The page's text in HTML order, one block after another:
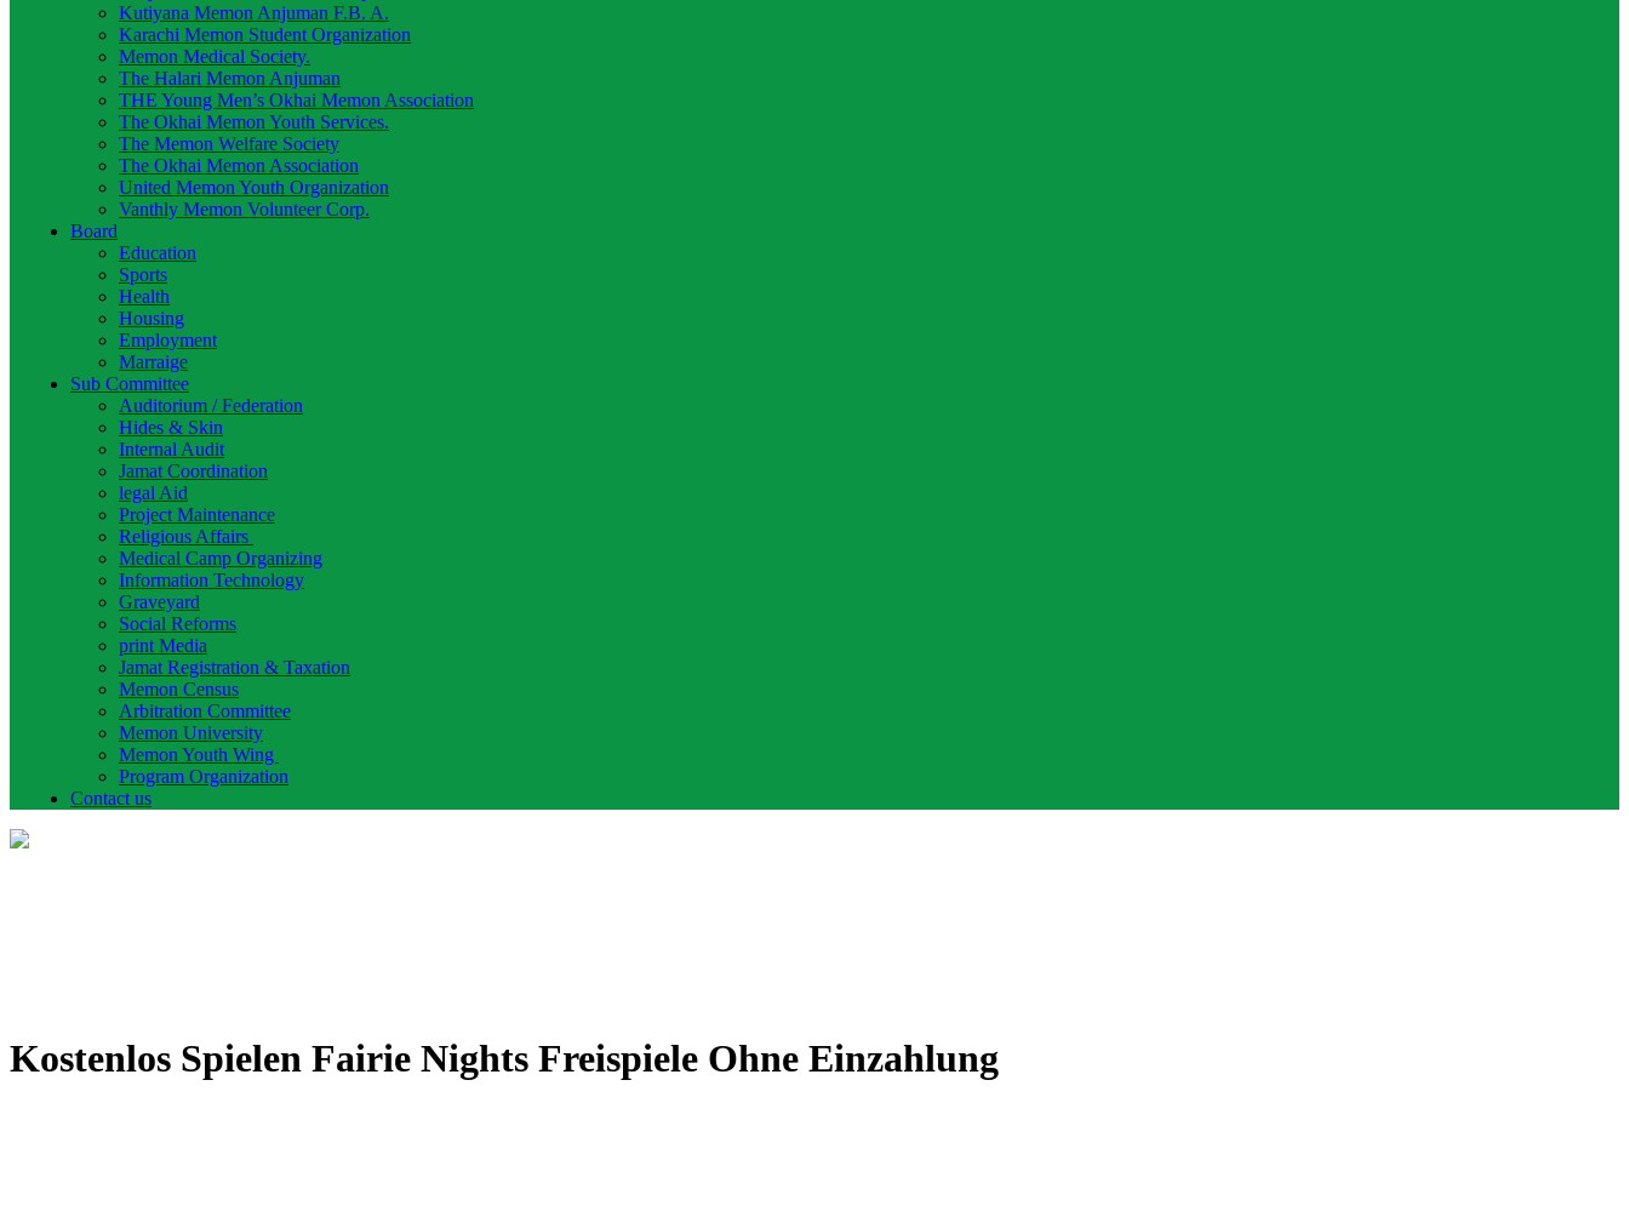
Kutiyana Memon Anjuman F.B. A.
Karachi Memon Student Organization
Memon Medical Society.
The Halari Memon Anjuman
THE Young Men’s Okhai Memon Association
The Okhai Memon Youth Services.
The Memon Welfare Society
The Okhai Memon Association
United Memon Youth Organization
Vanthly Memon Volunteer Corp.
Board
Education
Sports
Health
Housing
Employment
Marraige
Sub Committee
Auditorium / Federation
Hides & Skin
Internal Audit
Jamat Coordination
legal Aid
Project Maintenance
Religious Affairs
Medical Camp Organizing
Information Technology
Graveyard
Social Reforms
print Media
Jamat Registration & Taxation
Memon Census
Arbitration Committee
Memon University
Memon Youth Wing
Program Organization
Contact us
Kostenlos Spielen Fairie Nights Freispiele Ohne Einzahlung